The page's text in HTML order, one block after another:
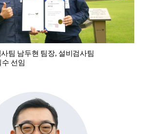
팀 남두현 팀장, 설비검사팀
선임